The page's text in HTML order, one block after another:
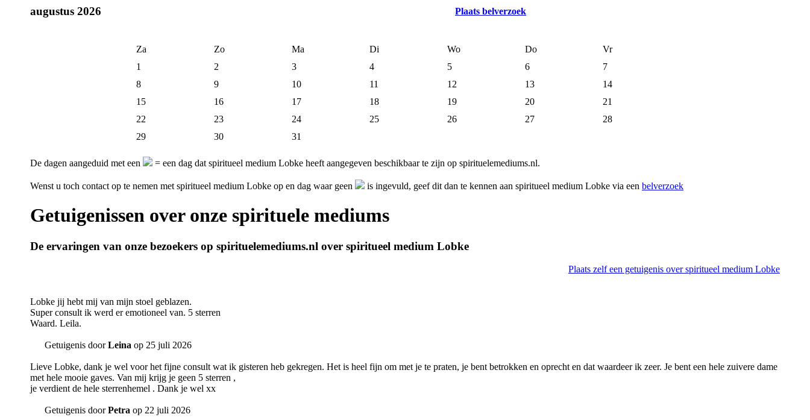
augustus 2026 Plaats belverzoek
Za Zo Ma Di Wo Do
Vr
1
2 3 4 5 6
7
8
9 10 11 12 13
14
15
16 17 18 19 20
21
22
23 24 25 26 27
28
29
30 31
De dagen aangeduid met een = een dag dat spiritueel medium Lobke heeft aangegeven beschikbaar te zijn op spirituelemediums.nl.
Wenst u toch contact op te nemen met spiritueel medium Lobke op en dag waar geen is ingevuld, geef dit dan te kennen aan spiritueel medium Lobke via een belverzoek
Getuigenissen over onze spirituele mediums
De ervaringen van onze bezoekers op spirituelemediums.nl over spiritueel medium Lobke
Plaats zelf een getuigenis over spiritueel medium Lobke
Lobke jij hebt mij van mijn stoel geblazen.
Super consult ik werd er emotioneel van. 5 sterren
Waard. Leila.
Getuigenis doorLeina op 25 juli 2026
Lieve Lobke, dank je wel voor het fijne consult wat ik gisteren heb gekregen. Het is heel fijn om met je te praten, je bent betrokken en oprecht en dat waardeer ik zeer. Je bent een hele zuivere dame
met hele mooie gaves. Van mij krijg je geen 5 sterren ,
je verdient de hele sterrenhemel . Dank je wel xx
Getuigenis doorPetra op 22 juli 2026